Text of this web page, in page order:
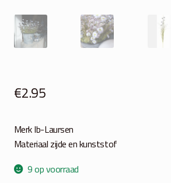
€2.95
Merk Ib-Laursen
Materiaal zijde en kunststof
9 op voorraad